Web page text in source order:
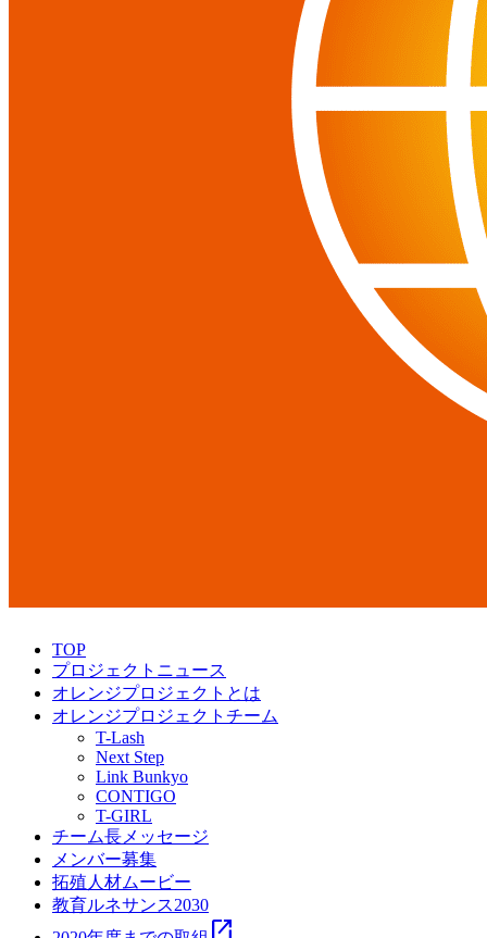
TOP
プロジェクトニュース
オレンジプロジェクトとは
オレンジプロジェクトチーム
T-Lash
Next Step
Link Bunkyo
CONTIGO
T-GIRL
チーム長メッセージ
メンバー募集
拓殖人材ムービー
教育ルネサンス2030
open_in_new